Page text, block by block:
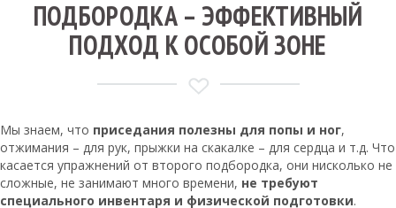
ПОДБОРОДКА – ЭФФЕКТИВНЫЙ
ПОДХОД К ОСОБОЙ ЗОНЕ
Мы знаем, что приседания полезны для попы и ног,
отжимания – для рук, прыжки на скакалке – для сердца и т.д. Что
касается упражнений от второго подбородка, они нисколько не
сложные, не занимают много времени, не требуют
специального инвентаря и физической подготовки.